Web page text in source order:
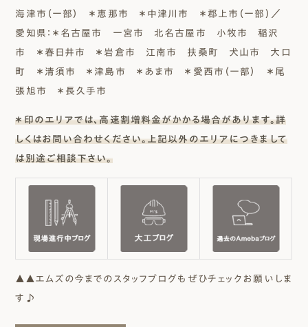
海津市（一部） ＊恵那市 ＊中津川市 ＊郡上市（一部）／
愛知県：＊名古屋市 一宮市 北名古屋市 小牧市 稲沢
市 ＊春日井市 ＊岩倉市 江南市 扶桑町 犬山市 大口
町 ＊清須市 ＊津島市 ＊あま市 ＊愛西市（一部） ＊尾
張旭市 ＊長久手市
＊印のエリアでは、高速割増料金がかかる場合があります。詳
しくはお問い合わせください。上記以外のエリアにつきまして
は別途ご相談下さい。
▲▲エムズの今までのスタッフブログもぜひチェックお願いしま
す♪